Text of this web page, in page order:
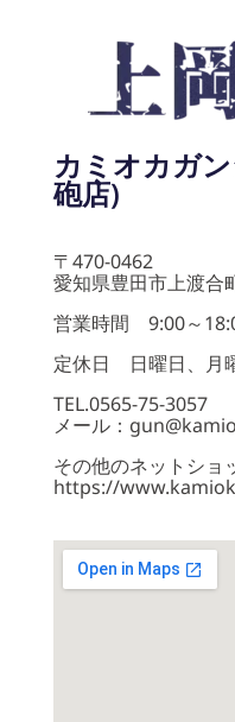
カミオカガ
砲店)
〒470-0462
愛知県豊田市上渡合
営業時間 9:00～
定休日 日曜日、月
TEL.0565-75-3057
メール：
その他のネットショ
https://